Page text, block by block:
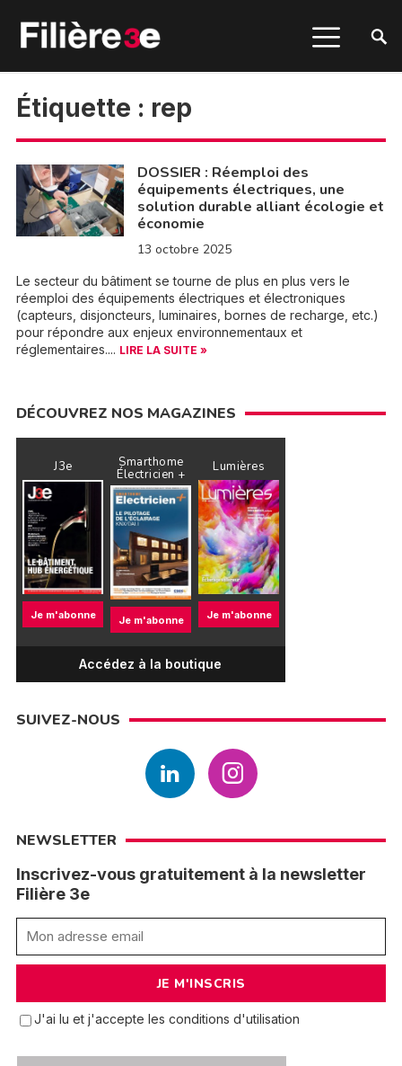
Étiquette : rep
DOSSIER : Réemploi des
équipements électriques, une
solution durable alliant écologie et
économie
13 octobre 2025
Le secteur du bâtiment se tourne de plus en plus vers le
réemploi des équipements électriques et électroniques
(capteurs, disjoncteurs, luminaires, bornes de recharge, etc.)
pour répondre aux enjeux environnementaux et
réglementaires.... LIRE LA SUITE »
DÉCOUVREZ NOS MAGAZINES
J3e
Je m'abonne
Smarthome
Électricien +
Je m'abonne
Lumières
Je m'abonne
Accédez à la boutique
SUIVEZ-NOUS
NEWSLETTER
Inscrivez-vous gratuitement à la newsletter
Filière 3e
J'ai lu et j'accepte les conditions d'utilisation